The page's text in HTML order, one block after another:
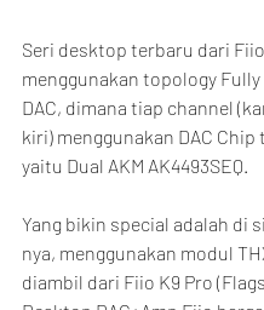
Seri desktop terbaru dari
menggunakan topology
DAC, dimana tiap channel
kiri) menggunakan DAC Chip
yaitu Dual AKM AK4493SEQ.
Yang bikin special adalah di
nya, menggunakan modul
diambil dari Fiio K9 Pro